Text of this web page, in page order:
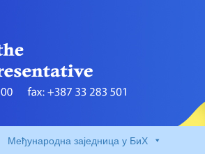
Међународна заједница у БиХ